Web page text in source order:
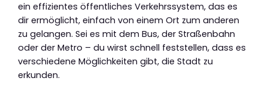
ein effizientes öffentliches Verkehrssystem, das es
dir ermöglicht, einfach von einem Ort zum anderen
zu gelangen. Sei es mit dem Bus, der Straßenbahn
oder der Metro – du wirst schnell feststellen, dass es
verschiedene Möglichkeiten gibt, die Stadt zu
erkunden.